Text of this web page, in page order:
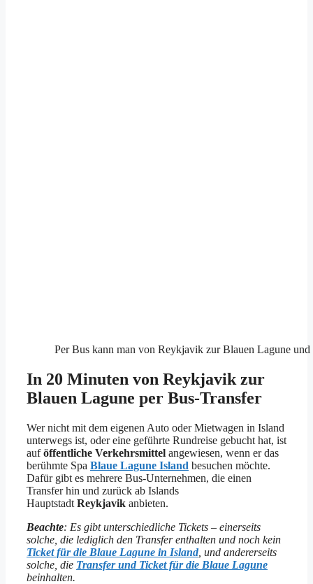
Per Bus kann man von Reykjavik zur Blauen Lagune
In 20 Minuten von Reykjavik zur
Blauen Lagune per Bus-Transfer
Wer nicht mit dem eigenen Auto oder Mietwagen in Island
unterwegs ist, oder eine geführte Rundreise gebucht hat, ist
auföffentliche Verkehrsmittel angewiesen, wenn er das
berühmte Spa Blaue Lagune Island besuchen möchte.
Dafür gibt es mehrere Bus-Unternehmen, die einen
Transfer hin und zurück ab Islands
Hauptstadt Reykjavik anbieten.
Beachte: Es gibt unterschiedliche Tickets – einerseits
solche, die lediglich den Transfer enthalten und noch kein
Ticket für die Blaue Lagune in Island, und andererseits
solche, die Transfer und Ticket für die Blaue Lagune
beinhalten.